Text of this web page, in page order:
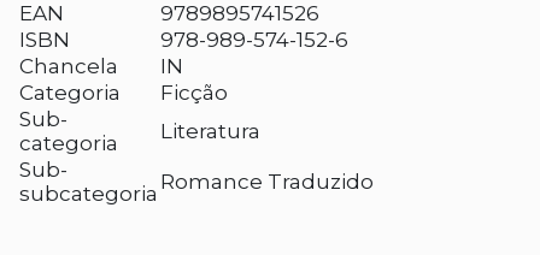
EAN
9789895741526
ISBN
978-989-574-152-6
Chancela
IN
Categoria
Ficção
Sub-
categoria
Literatura
Sub-
subcategoria Romance Traduzido